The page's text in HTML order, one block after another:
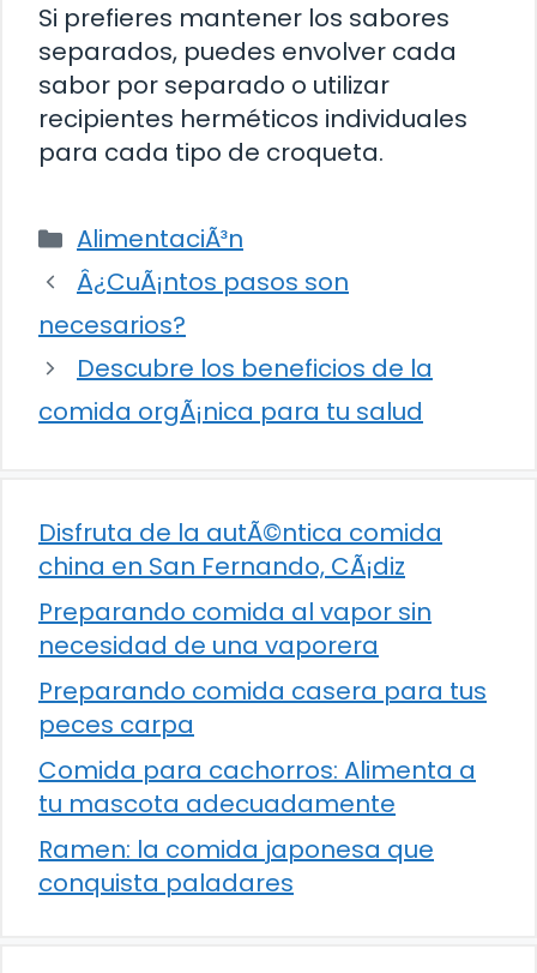
Si prefieres mantener los sabores
separados, puedes envolver cada
sabor por separado o utilizar
recipientes herméticos individuales
para cada tipo de croqueta.
Categorías
AlimentaciÃ³n
Â¿CuÃ¡ntos pasos son
necesarios?
Descubre los beneficios de la
comida orgÃ¡nica para tu salud
Disfruta de la autÃ©ntica comida
china en San Fernando, CÃ¡diz
Preparando comida al vapor sin
necesidad de una vaporera
Preparando comida casera para tus
peces carpa
Comida para cachorros: Alimenta a
tu mascota adecuadamente
Ramen: la comida japonesa que
conquista paladares